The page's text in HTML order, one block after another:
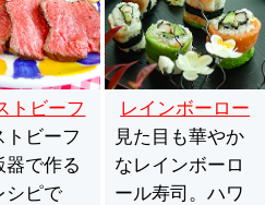
トビーフ
トビーフ
器で作る
シピで
レインボーロー
ル
見た目も華やか
なレインボーロ
ール寿司。ハワ